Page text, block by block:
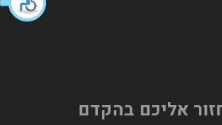
אליכם בהקדם